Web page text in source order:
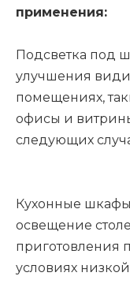
применения:
Подсветка под
улучшения
помещениях,
офисы и
следующих
Кухонные
освещение
приготовления
условиях